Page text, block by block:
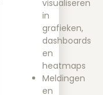
visualiseren
in
grafieken,
dashboards
en
heatmaps
Meldingen
en